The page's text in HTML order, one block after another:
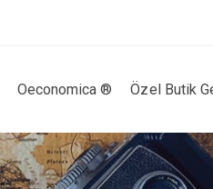
Oeconomica ® Özel Butik